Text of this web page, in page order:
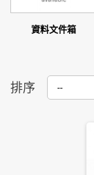
資料文件箱
排序